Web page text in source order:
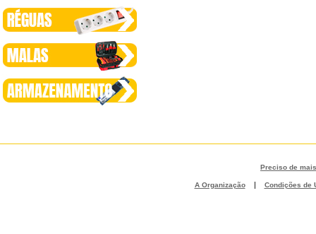
Preciso de
A Organização | Condições de